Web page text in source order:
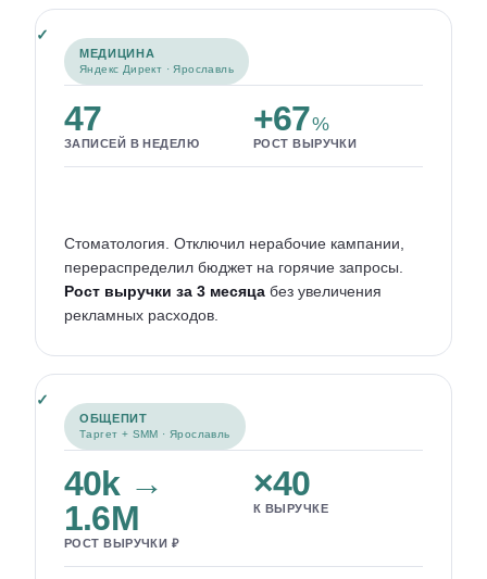
МЕДИЦИНА
Яндекс Директ · Ярославль
47
ЗАПИСЕЙ В НЕДЕЛЮ
+67%
РОСТ ВЫРУЧКИ
Стоматология. Отключил нерабочие кампании,
перераспределил бюджет на горячие запросы.
Рост выручки за 3 месяца без увеличения
рекламных расходов.
ОБЩЕПИТ
Таргет + SMM · Ярославль
40k →
1.6M
РОСТ ВЫРУЧКИ ₽
×40
К ВЫРУЧКЕ